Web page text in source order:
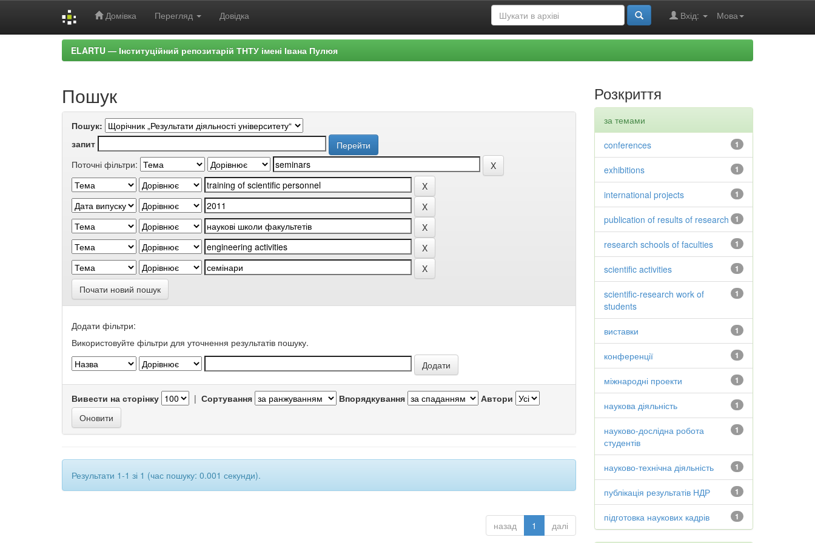
Домівка Перегляд Довідка Мова
Вхід:
ELARTU — Інституційний репозитарій ТНТУ імені Івана Пулюя
Пошук
Пошук:
запит
Поточні фільтри:
Почати новий пошук
Додати фільтри:
Використовуйте фільтри для уточнення результатів пошуку.
Вивести на сторінку | Сортування Впорядкування Автори
Результати 1-1 зі 1 (час пошуку: 0.001 секунди).
назад 1 далі
Розкриття
за темами
1
conferences
1
exhibitions
1
international projects
1
publication of results of research
1
research schools of faculties
1
scientific activities
1
scientific-research work of
students
1
виставки
1
конференції
1
міжнародні проекти
1
наукова діяльність
1
науково-дослідна робота
студентів
1
науково-технічна діяльність
1
публікація результатів НДР
1
підготовка наукових кадрів